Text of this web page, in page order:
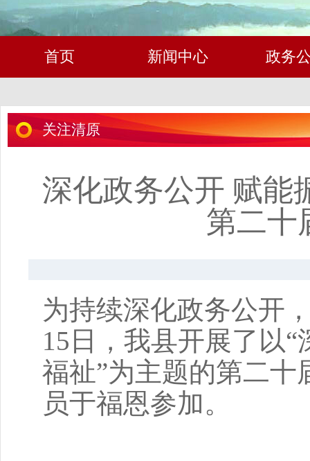
首页 新闻中心 政务
关注清原
深化政务公开 赋
第二十
为持续深化政务公开
15日，我县开展了以
福祉”为主题的第二十
员于福恩参加。